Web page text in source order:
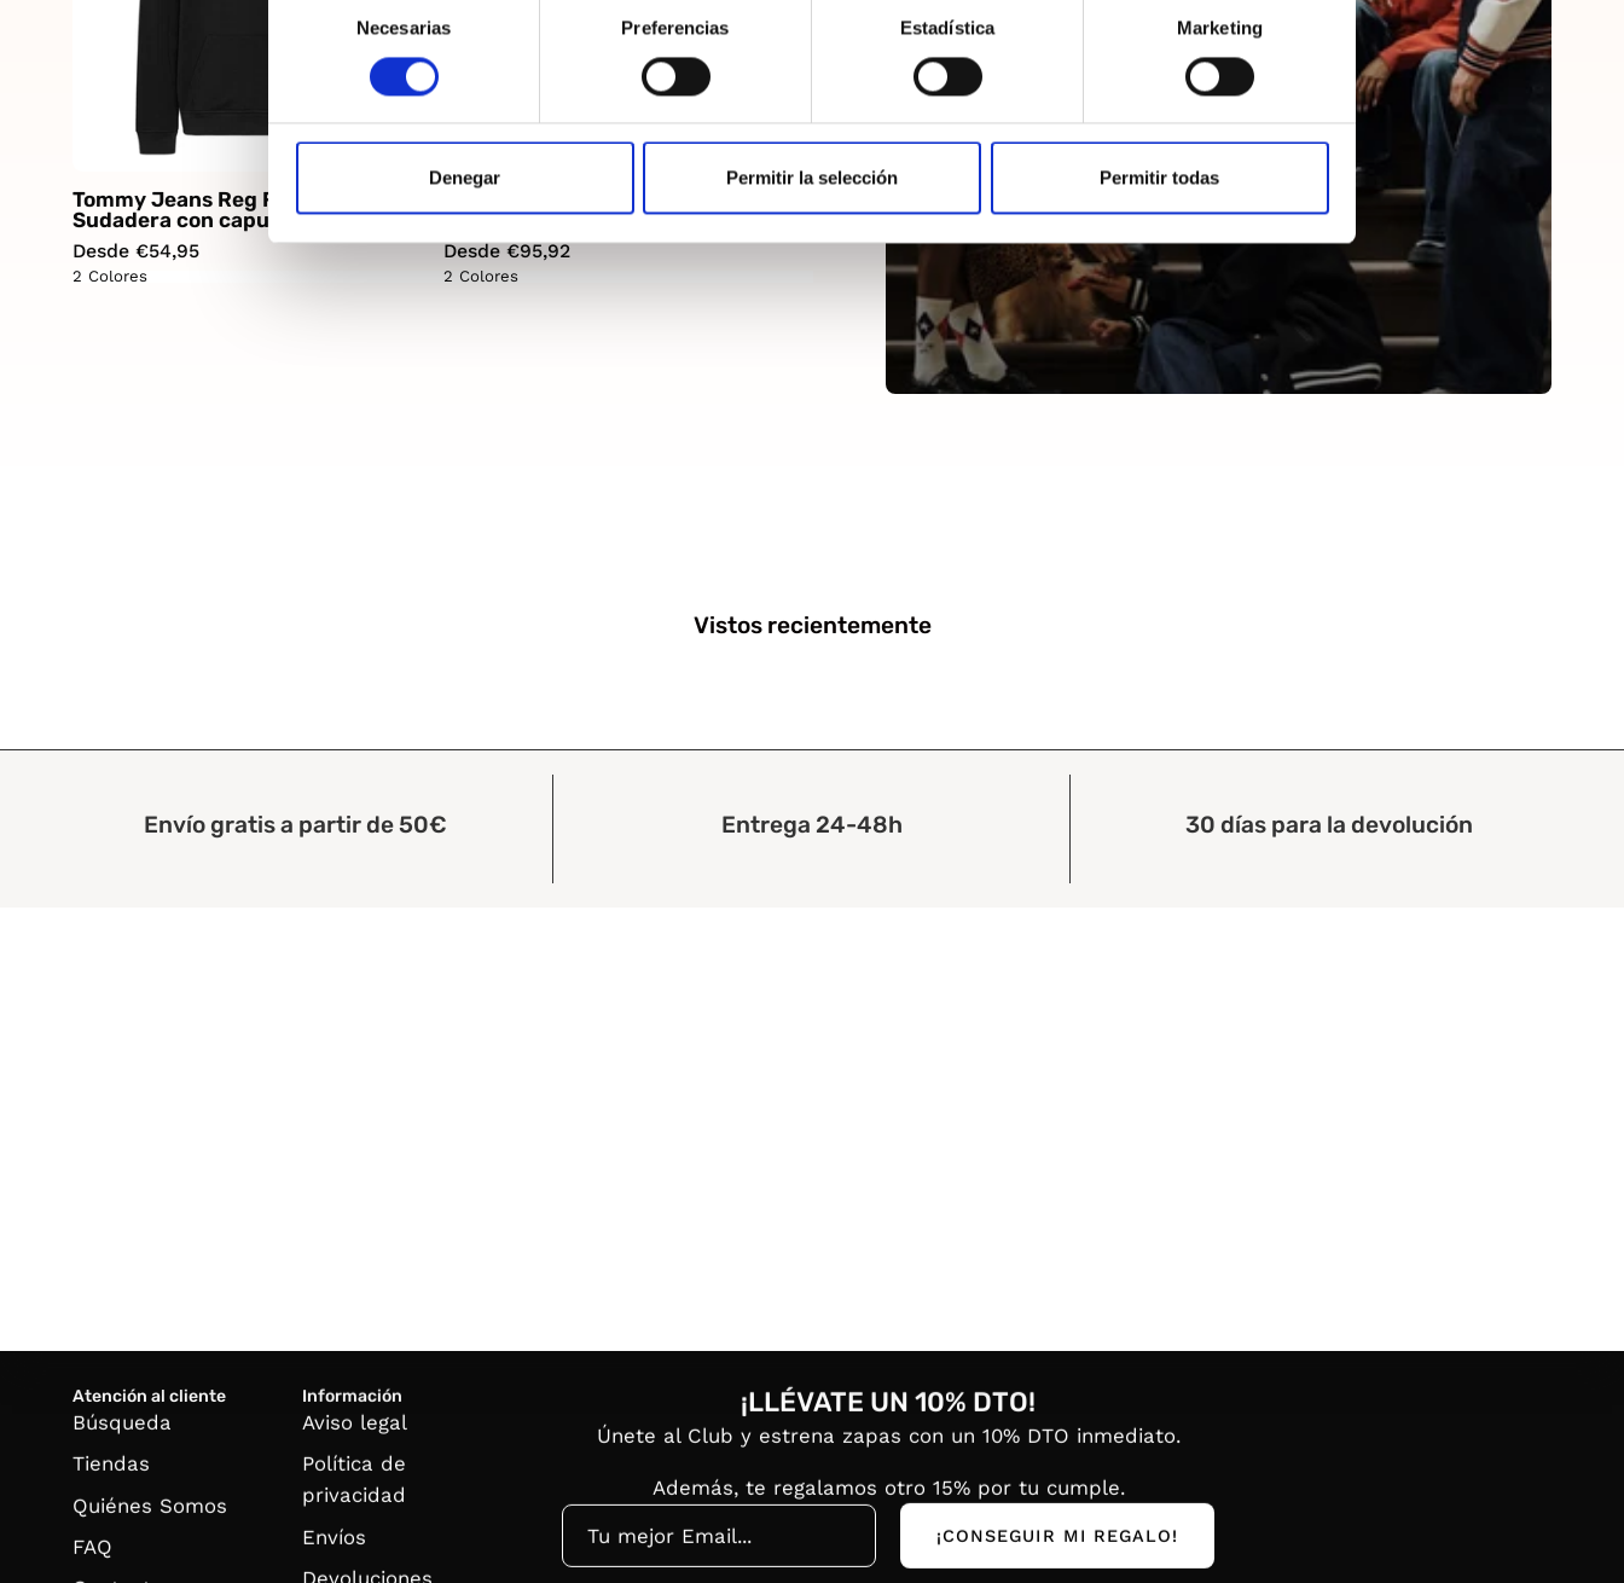
consentimiento
Necesarias Preferencias Estadística Marketing
Denegar Permitir la selección Permitir todas
Tommy Jeans Reg Flag Spray
Sudadera con capucha Hombre
Desde €54,95
2 Colores
Sudadera Mujer
Desde €95,92
2 Colores
Vistos recientemente
Envío gratis a partir de 50€ Entrega 24-48h 30 días para la devolución
Atención al cliente
Búsqueda
Tiendas
Quiénes Somos
FAQ
Información
Aviso legal
Política de
privacidad
Envíos
¡LLÉVATE UN 10% DTO!
Únete al Club y estrena zapas con un 10% DTO inmediato.
Además, te regalamos otro 15% por tu cumple.
¡CONSEGUIR MI REGALO!